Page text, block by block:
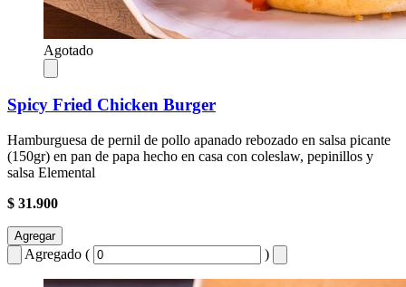
Agotado
Spicy Fried Chicken Burger
Hamburguesa de pernil de pollo apanado rebozado en salsa picante
(150gr) en pan de papa hecho en casa con coleslaw, pepinillos y
salsa Elemental
$ 31.900
Agregar
Agregado ( )